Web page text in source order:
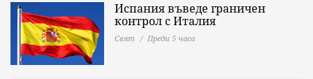
Испания въведе граничен
контрол с Италия
Свят Преди 5 часа